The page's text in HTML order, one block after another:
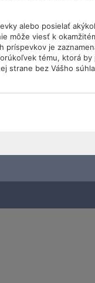
alebo posielať
môže viesť k
je
tému, ktorá
bez Vášho